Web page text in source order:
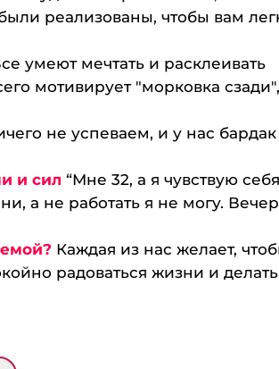
реализованы, чтобы вам
умеют мечтать и расклеивать
мотивирует "морковка сзади",
не успеваем, и у нас бардак
и сил “Мне 32, а я чувствую себя
а не работать я не могу.
Каждая из нас желает,
радоваться жизни и делать